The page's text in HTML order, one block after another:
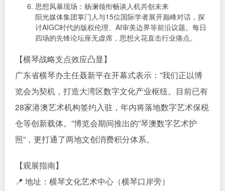
思想风暴现场：杨澜领衔畅谈人机共创未来
阳光媒体集团掌门人与15位国际学者展开巅峰对话，探
讨AIGC时代的版权伦理、AI审美边界等前沿议题。每日
四场的先锋论坛座无虚席，思想火花直击行业痛点。
【横琴战略支点效应凸显】
广东省横琴办主任聂新平在开幕式表示：”我们正以博
览会为契机，打造大湾区数字文化产业枢纽。目前已有
28家港澳艺术机构签约入驻，年内将落地数字艺术保税
仓等创新载体。”博览会期间推出的”琴澳数字艺术护
照”，更打通了两地文创消费积分体系。
【观展指南】
📍 地址：横琴文化艺术中心（横琴口岸旁）